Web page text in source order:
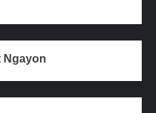
Ngayon